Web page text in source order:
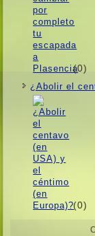
(0)
¿Abolir el
(0)